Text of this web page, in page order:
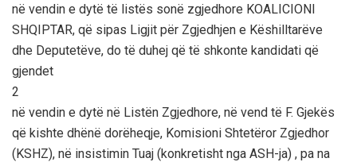
në vendin e dytë të listës sonë zgjedhore KOALICIONI
SHQIPTAR, që sipas Ligjit për Zgjedhjen e Këshilltarëve
dhe Deputetëve, do të duhej që të shkonte kandidati që
gjendet
2
në vendin e dytë në Listën Zgjedhore, në vend të F. Gjekës
që kishte dhënë dorëheqje, Komisioni Shtetëror Zgjedhor
(KSHZ), në insistimin Tuaj (konkretisht nga ASH-ja) , pa na